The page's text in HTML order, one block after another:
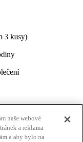
3 kusy)
Families a vstoupíte na
naše webové
a reklama
a aby bylo na